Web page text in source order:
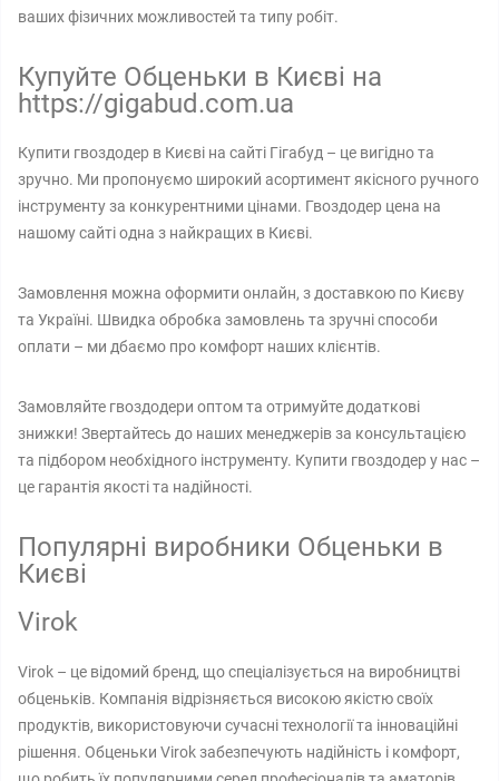
ваших фізичних можливостей та типу робіт.
Купуйте Обценьки в Києві на
https://gigabud.com.ua
Купити гвоздодер в Києві на сайті Гігабуд – це вигідно та
зручно. Ми пропонуємо широкий асортимент якісного ручного
інструменту за конкурентними цінами. Гвоздодер цена на
нашому сайті одна з найкращих в Києві.
Замовлення можна оформити онлайн, з доставкою по Києву
та Україні. Швидка обробка замовлень та зручні способи
оплати – ми дбаємо про комфорт наших клієнтів.
Замовляйте гвоздодери оптом та отримуйте додаткові
знижки! Звертайтесь до наших менеджерів за консультацією
та підбором необхідного інструменту. Купити гвоздодер у нас –
це гарантія якості та надійності.
Популярні виробники Обценьки в
Києві
Virok
Virok – це відомий бренд, що спеціалізується на виробництві
обценьків. Компанія відрізняється високою якістю своїх
продуктів, використовуючи сучасні технології та інноваційні
рішення. Обценьки Virok забезпечують надійність і комфорт,